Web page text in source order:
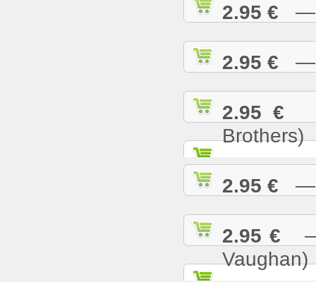
2.95 € —
2.95 € —
2.95 €
Brothers)
2.95 € —
2.95 € —
Vaughan)